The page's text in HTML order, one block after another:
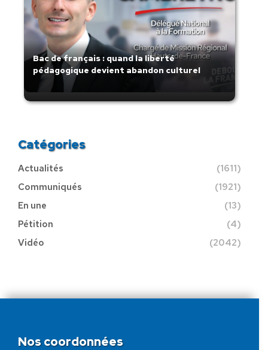
Bac de français : quand la liberté
pédagogique devient abandon culturel
Catégories
Actualités
(1611)
Communiqués
(1921)
En une
(13)
Pétition
(4)
Vidéo
(2042)
Nos coordonnées